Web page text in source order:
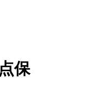
保